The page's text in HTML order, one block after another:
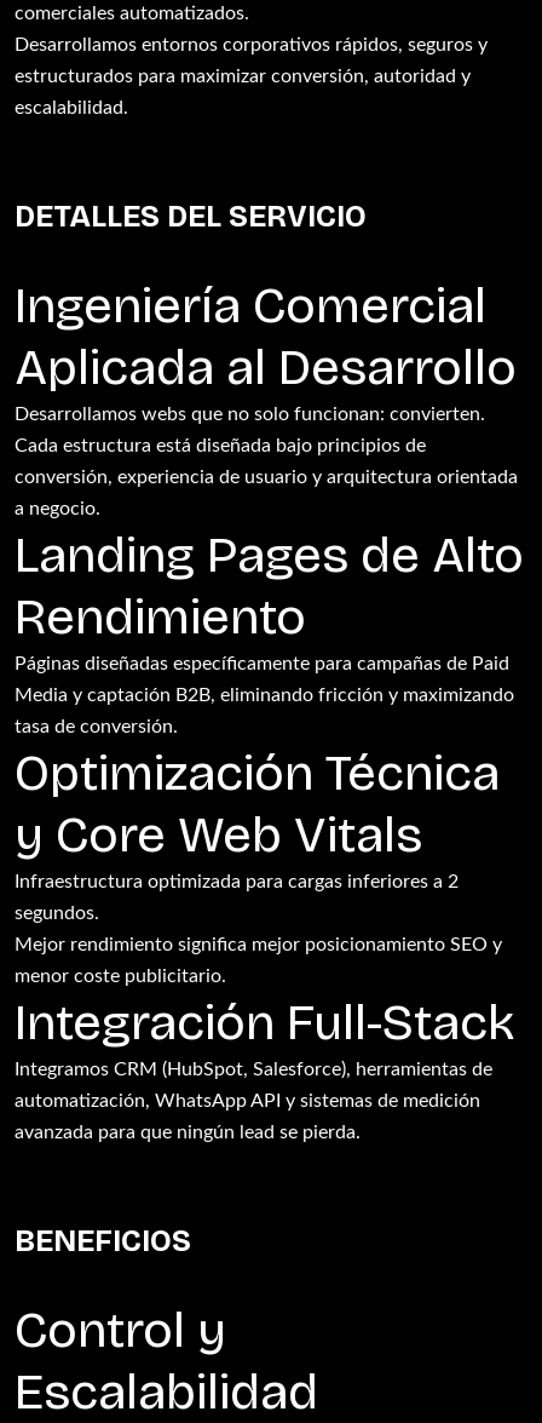
comerciales automatizados.
Desarrollamos entornos corporativos rápidos, seguros y
estructurados para maximizar conversión, autoridad y
escalabilidad.
DETALLES DEL SERVICIO
Ingeniería Comercial
Aplicada al Desarrollo
Desarrollamos webs que no solo funcionan: convierten.
Cada estructura está diseñada bajo principios de
conversión, experiencia de usuario y arquitectura orientada
a negocio.
Landing Pages de Alto
Rendimiento
Páginas diseñadas específicamente para campañas de Paid
Media y captación B2B, eliminando fricción y maximizando
tasa de conversión.
Optimización Técnica
y Core Web Vitals
Infraestructura optimizada para cargas inferiores a 2
segundos.
Mejor rendimiento significa mejor posicionamiento SEO y
menor coste publicitario.
Integración Full-Stack
Integramos CRM (HubSpot, Salesforce), herramientas de
automatización, WhatsApp API y sistemas de medición
avanzada para que ningún lead se pierda.
BENEFICIOS
Control y
Escalabilidad